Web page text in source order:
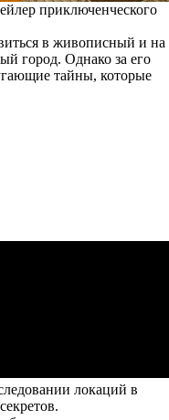
приключенческого
в живописный и на
город. Однако за его
тайны, которые
локаций в